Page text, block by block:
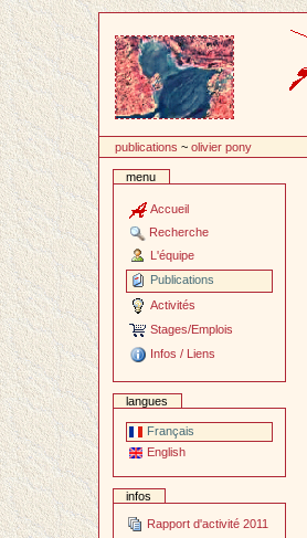
contenu
publications ~olivier pony
menu
Accueil
Recherche
L'équipe
Publications
Activités
Stages/Emplois
Infos / Liens
langues
Français
English
infos
Rapport d'activité 2011